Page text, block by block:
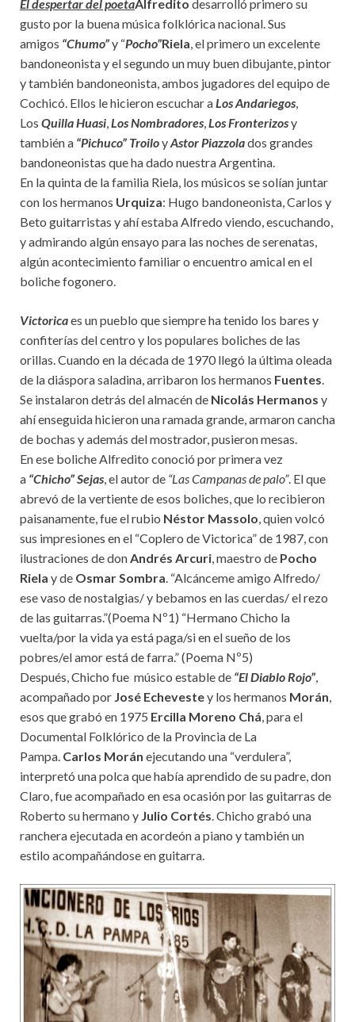
El despertar del poetaAlfredito desarrolló primero su
gusto por la buena música folklórica nacional. Sus
amigos “Chumo”y “Pocho”Riela, el primero un excelente
bandoneonista y el segundo un muy buen dibujante, pintor
y también bandoneonista, ambos jugadores del equipo de
Cochicó. Ellos le hicieron escuchar aLos Andariegos,
Los Quilla Huasi,Los Nombradores,Los Fronterizosy
también a “Pichuco” TroiloyAstor Piazzolados grandes
bandoneonistas que ha dado nuestra Argentina.
En la quinta de la familia Riela, los músicos se solían juntar
con los hermanos Urquiza: Hugo bandoneonista, Carlos y
Beto guitarristas y ahí estaba Alfredo viendo, escuchando,
y admirando algún ensayo para las noches de serenatas,
algún acontecimiento familiar o encuentro amical en el
boliche fogonero.
Victoricaes un pueblo que siempre ha tenido los bares y
confiterías del centro y los populares boliches de las
orillas. Cuando en la década de 1970 llegó la última oleada
de la diáspora saladina, arribaron los hermanos Fuentes.
Se instalaron detrás del almacén de Nicolás Hermanos y
ahí enseguida hicieron una ramada grande, armaron cancha
de bochas y además del mostrador, pusieron mesas.
En ese boliche Alfredito conoció por primera vez
a “Chicho” Sejas, el autor de “Las Campanas de palo”. El que
abrevó de la vertiente de esos boliches, que lo recibieron
paisanamente, fue el rubio Néstor Massolo, quien volcó
sus impresiones en el “Coplero de Victorica” de 1987, con
ilustraciones de donAndrés Arcuri, maestro de Pocho
Riela y de Osmar Sombra. “Alcánceme amigo Alfredo/
ese vaso de nostalgias/ y bebamos en las cuerdas/ el rezo
de las guitarras.”(Poema Nº1) “Hermano Chicho la
vuelta/por la vida ya está paga/si en el sueño de los
pobres/el amor está de farra.” (Poema Nº5)
Después, Chicho fue músico estable de “El Diablo Rojo”,
acompañado por José Echevestey los hermanos Morán,
esos que grabó en 1975 Ercilla Moreno Chá, para el
Documental Folklórico de la Provincia de La
Pampa. Carlos Morán ejecutando una “verdulera”,
interpretó una polca que había aprendido de su padre, don
Claro, fue acompañado en esa ocasión por las guitarras de
Roberto su hermano y Julio Cortés. Chicho grabó una
ranchera ejecutada en acordeón a piano y también un
estilo acompañándose en guitarra.